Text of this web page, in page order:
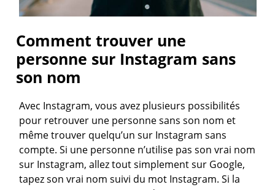
Comment trouver une
personne sur Instagram sans
son nom
Avec Instagram, vous avez plusieurs possibilités
pour retrouver une personne sans son nom et
même trouver quelqu’un sur Instagram sans
compte. Si une personne n’utilise pas son vrai nom
sur Instagram, allez tout simplement sur Google,
tapez son vrai nom suivi du mot Instagram. Si la